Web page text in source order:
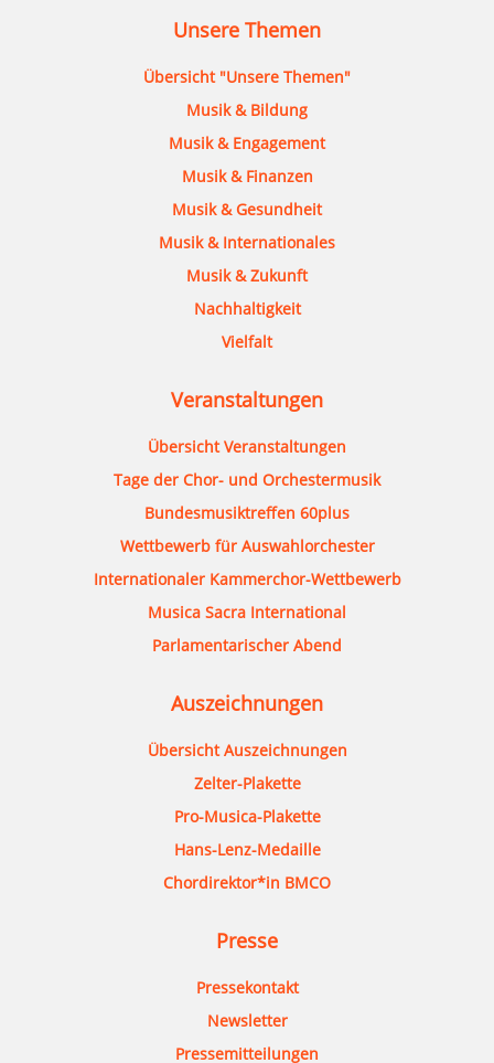
Unsere Themen
Übersicht "Unsere Themen"
Musik & Bildung
Musik & Engagement
Musik & Finanzen
Musik & Gesundheit
Musik & Internationales
Musik & Zukunft
Nachhaltigkeit
Vielfalt
Veranstaltungen
Übersicht Veranstaltungen
Tage der Chor- und Orchestermusik
Bundesmusiktreffen 60plus
Wettbewerb für Auswahlorchester
Internationaler Kammerchor-Wettbewerb
Musica Sacra International
Parlamentarischer Abend
Auszeichnungen
Übersicht Auszeichnungen
Zelter-Plakette
Pro-Musica-Plakette
Hans-Lenz-Medaille
Chordirektor*in BMCO
Presse
Pressekontakt
Newsletter
Pressemitteilungen